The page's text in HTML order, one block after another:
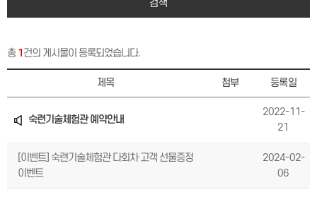
총1 건의 게시물이 등록되었습니다.
제목 첨부 등록일
숙련기술체험관 예약안내
2022-11-
21
[이벤트] 숙련기술체험관 다회차 고객 선물증정
이벤트
2024-02-
06